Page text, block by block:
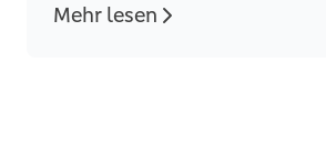
Mehr lesen